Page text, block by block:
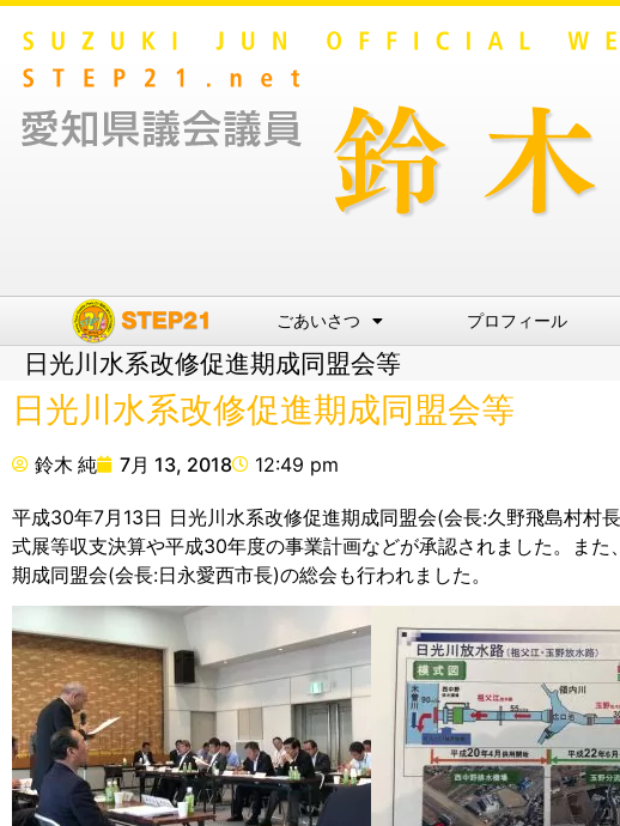
ごあいさつ プロフィール
日光川水系改修促進期成同盟会等
日光川水系改修促進期成同盟会等
鈴木 純 7月 13, 2018 12:49 pm
平成30年7月13日 日光川水系改修促進期成同盟会(会長:久野飛島村村
式展等収支決算や平成30年度の事業計画などが承認されました。また
期成同盟会(会長:日永愛西市長)の総会も行われました。